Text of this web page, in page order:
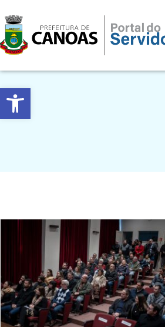
Abrir a barra de